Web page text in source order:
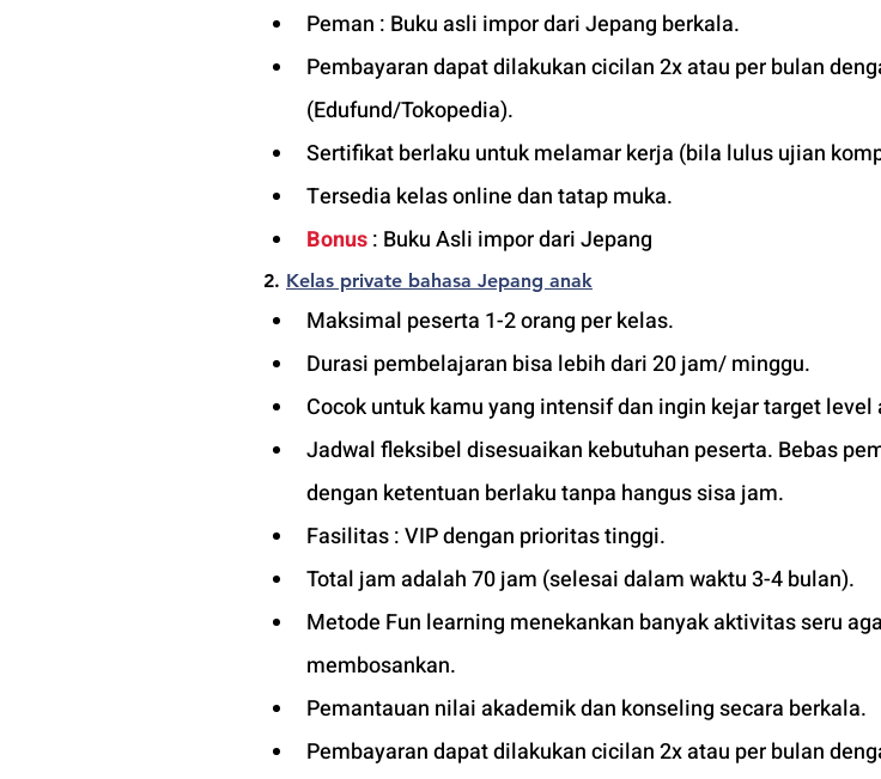
Peman : Buku asli impor dari Jepang berkala.
Pembayaran dapat dilakukan cicilan 2x atau per bulan
(Edufund/Tokopedia).
Sertifikat berlaku untuk melamar kerja (bila lulus ujian
Tersedia kelas online dan tatap muka.
Bonus : Buku Asli impor dari Jepang
2. Kelas private bahasa Jepang anak
Maksimal peserta 1-2 orang per kelas.
Durasi pembelajaran bisa lebih dari 20 jam/ minggu.
Cocok untuk kamu yang intensif dan ingin kejar target
Jadwal fleksibel disesuaikan kebutuhan peserta. Bebas
dengan ketentuan berlaku tanpa hangus sisa jam.
Fasilitas : VIP dengan prioritas tinggi.
Total jam adalah 70 jam (selesai dalam waktu 3-4 bulan).
Metode Fun learning menekankan banyak aktivitas seru
membosankan.
Pemantauan nilai akademik dan konseling secara berkala.
Pembayaran dapat dilakukan cicilan 2x atau per bulan